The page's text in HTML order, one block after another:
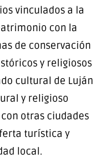
vinculados a la
con la
de conservación
y religiosos
cultural de Luján
y religioso
otras ciudades
turística y
local.